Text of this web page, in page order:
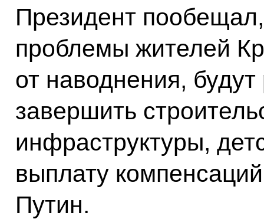
Президент
проблемы жителей
от наводнения,
завершить
инфраструктуры,
выплату
Путин.